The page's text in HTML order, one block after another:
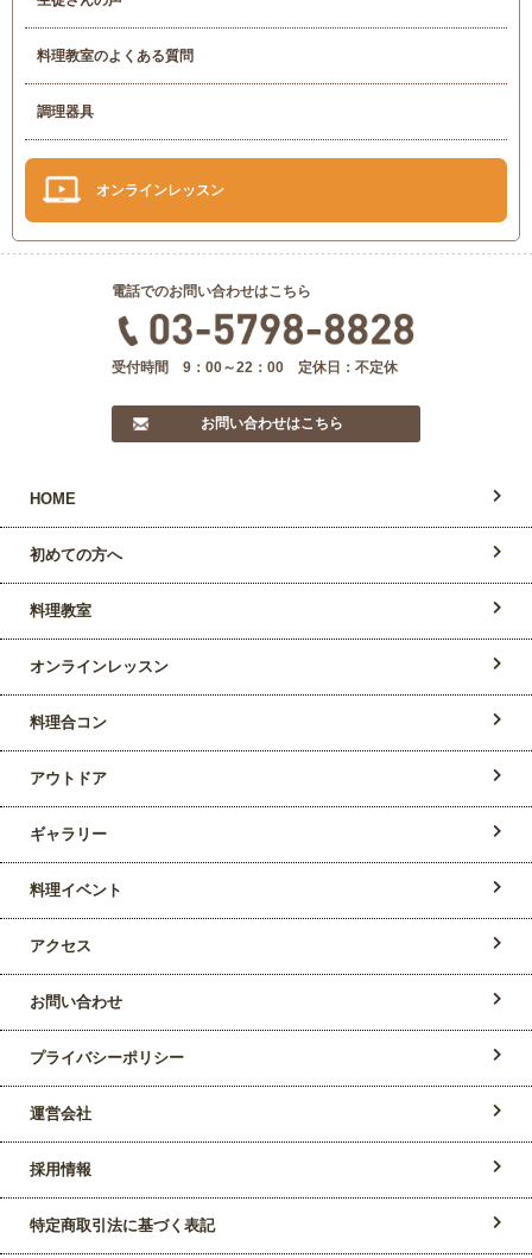
料理教室のよくある質問
調理器具
オンラインレッスン
電話でのお問い合わせはこちら
受付時間 9：00～22：00 定休日：不定休
お問い合わせはこちら
HOME
初めての方へ
料理教室
オンラインレッスン
料理合コン
アウトドア
ギャラリー
料理イベント
アクセス
お問い合わせ
プライバシーポリシー
運営会社
採用情報
特定商取引法に基づく表記